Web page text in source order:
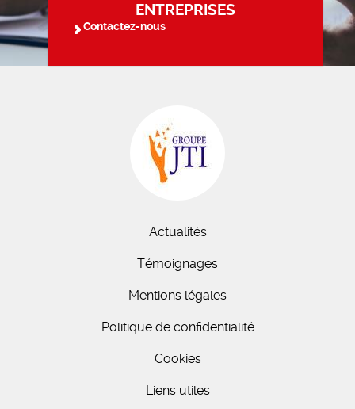
ENTREPRISES
Contactez-nous
Actualités
Témoignages
Mentions légales
Politique de confidentialité
Cookies
Liens utiles